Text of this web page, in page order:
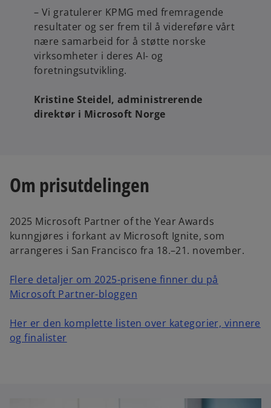
– Vi gratulerer KPMG med fremragende
resultater og ser frem til å videreføre vårt
nære samarbeid for å støtte norske
virksomheter i deres AI- og
foretningsutvikling.
Kristine Steidel, administrerende
direktør i Microsoft Norge
Om prisutdelingen
2025 Microsoft Partner of the Year Awards
kunngjøres i forkant av Microsoft Ignite, som
arrangeres i San Francisco fra 18.–21. november.
Flere detaljer om 2025-prisene finner du på
Microsoft Partner-bloggen
Her er den komplette listen over kategorier, vinnere
og finalister